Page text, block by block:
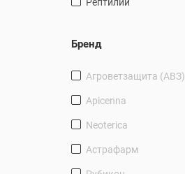
Бренд
Агроветзащита (АВЗ)
Apicenna
Neoterica
Астрафарм